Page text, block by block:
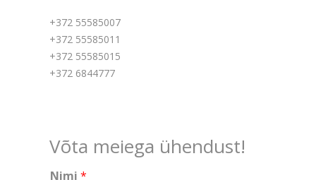
+372 55585007
+372 55585011
+372 55585015
+372 6844777
Võta meiega ühendust!
Nimi *